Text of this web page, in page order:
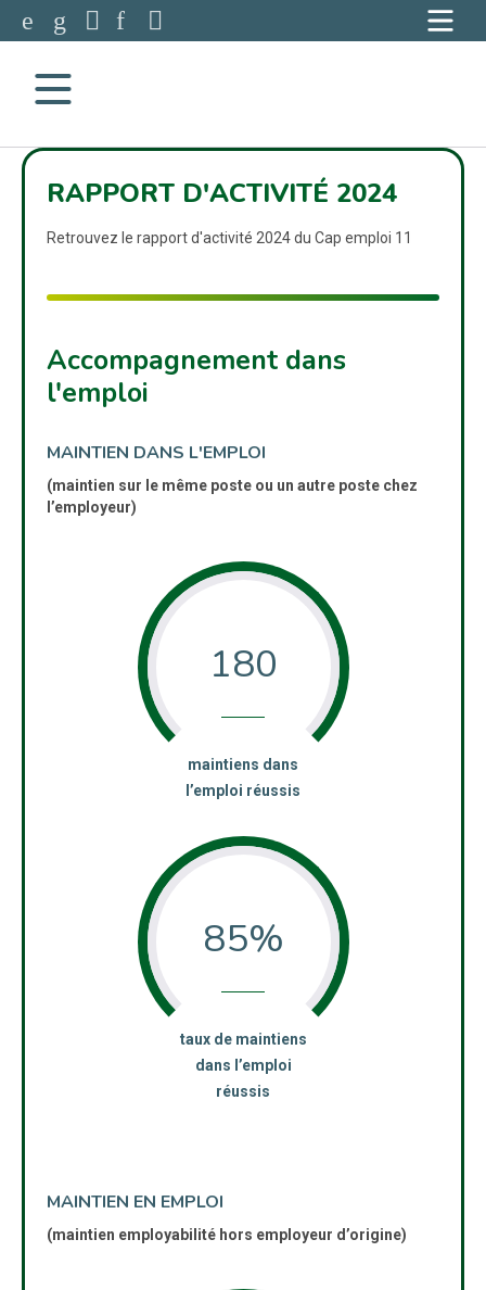
Aller à la navigation
Accéder à notre page Facebook
Accéder à notre page Youtube
Accéder à notre page Instagram
Accéder à notre page Linkedin
RAPPORT D'ACTIVITÉ 2024
Retrouvez le rapport d'activité 2024 du Cap emploi 11
Accompagnement dans
l'emploi
MAINTIEN DANS L'EMPLOI
(maintien sur le même poste ou un autre poste chez
l’employeur)
180
:maintiens dans
l’emploi réussis
85%
:taux de maintiens
dans l’emploi
réussis
MAINTIEN EN EMPLOI
(maintien employabilité hors employeur d’origine)